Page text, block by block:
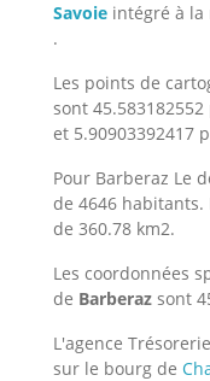
Savoie intégré à la
.
Les points de
sont
et 5.90903392417
Pour Barberaz Le
de 4646
de 360.78 km2.
Les coordonnées
de Barberaz sont
L'agence
sur le bourg de